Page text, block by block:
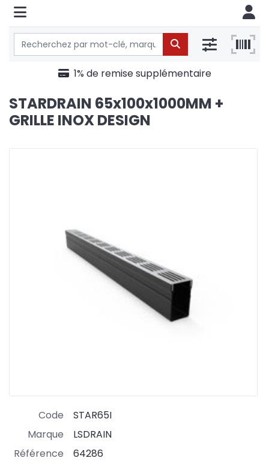
1% de remise supplémentaire
STARDRAIN 65x100x1000MM +
GRILLE INOX DESIGN
Code
STAR65I
Marque
LSDRAIN
Référence
64286